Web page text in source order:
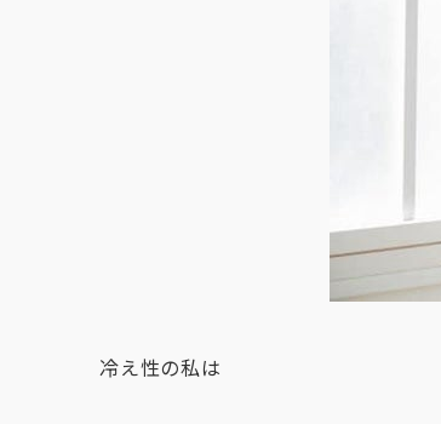
冷え性の私は